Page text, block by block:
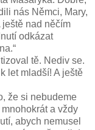
nás Němci, Mary,
ještě nad něčím
odkázat
tě. Nediv se.
let mladší! A ještě
že si nebudeme
a vždy
abych nemusel